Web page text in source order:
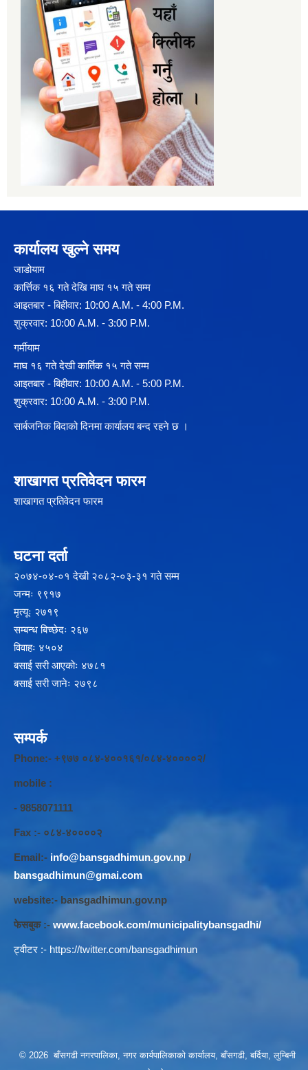
कार्यालय खुल्ने समय
जाडोयाम
कार्त्तिक १६ गते देखि माघ १५ गते सम्म
आइतबार - बिहीवार: 10:00 A.M. - 4:00 P.M.
शुक्रवार: 10:00 A.M. - 3:00 P.M.
गर्मीयाम
माघ १६ गते देखी कार्तिक १५ गते सम्म
आइतबार - बिहीवार: 10:00 A.M. - 5:00 P.M.
शुक्रवार: 10:00 A.M. - 3:00 P.M.
सार्बजनिक बिदाको दिनमा कार्यालय बन्द रहने छ ।
शाखागत प्रतिवेदन फारम
शाखागत प्रतिवेदन फारम
घटना दर्ता
२‍०७४-०४-०१ देखी २०८२-०३-३१ गते सम्म
जन्मः ९९१७
मृत्यूः २७१९
सम्बन्ध बिच्छेदः २६७
विवाहः ४५०४
बसाई सरी आएकोः ४७८१
बसाई सरी जानेः २७९८
सम्पर्क
Phone:- +९७७ ०८४-४००१६१/०८४-४००००२/
mobile :
- 9858071111
Fax :- ०८४-४००००२
Email:- info@bansgadhimun.gov.np /
bansgadhimun@gmai.com
website:- bansgadhimun.gov.np
फेसबुक :- www.facebook.com/municipalitybansgadhi/
ट्वीटर :- https://twitter.com/bansgadhimun
© 2026 बाँसगढी नगरपालिका, नगर कार्यपालिकाकाे कार्यालय, बाँसगढी, बर्दिया, लुम्बिनी